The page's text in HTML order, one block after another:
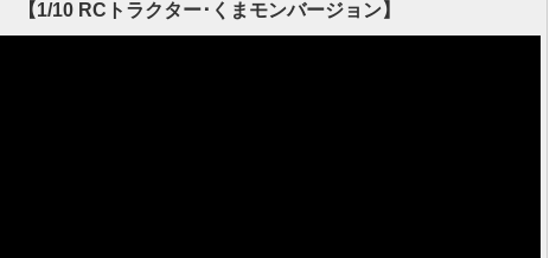
【1/10 RCトラクター･くまモンバージョン】